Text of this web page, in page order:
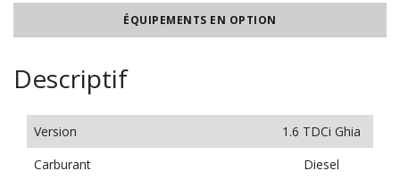
ÉQUIPEMENTS EN OPTION
Descriptif
Version
1.6 TDCi Ghia
Carburant
Diesel